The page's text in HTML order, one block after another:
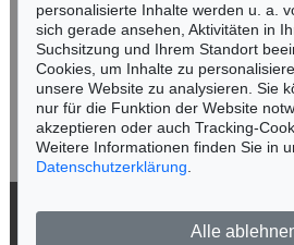
Jetzt zum Newsletter
personalisierte Inhalte werden u. a.
sich gerade ansehen, Aktivitäten in
Suchsitzung und Ihrem Standort
Cookies, um Inhalte zu
unsere Website zu analysieren. Sie
nur für die Funktion der Website
akzeptieren oder auch Tracking-
Weitere Informationen finden Sie in
Datenschutzerklärung
Alle